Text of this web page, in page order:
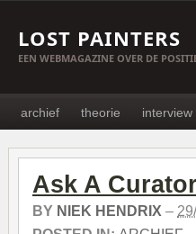
LOST PAINTERS
EEN WEBMAGAZINE OVER DE
archief theorie interview
Ask A Curator
BY NIEK HENDRIX –